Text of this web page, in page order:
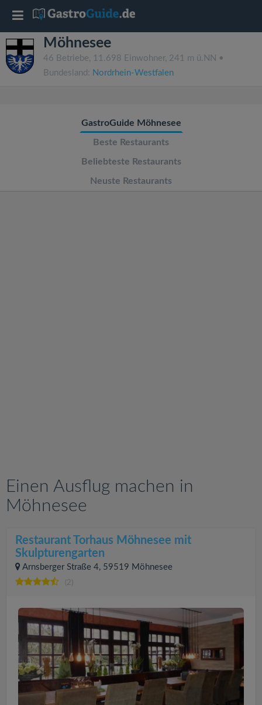
Möhnesee
46 Betriebe, 11.698 Einwohner, 241 m ü.NN •
Bundesland: Nordrhein-Westfalen
GastroGuide Möhnesee
Beste Restaurants
Beliebteste Restaurants
Neuste Restaurants
Einen Ausflug machen in
Möhnesee
Restaurant Torhaus Möhnesee mit
Skulpturengarten
Arnsberger Straße 4, 59519 Möhnesee
(2)
T
o
g